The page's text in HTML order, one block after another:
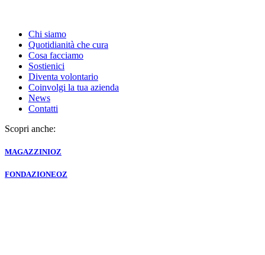
Chi siamo
Quotidianità che cura
Cosa facciamo
Sostienici
Diventa volontario
Coinvolgi la tua azienda
News
Contatti
Scopri anche:
MAGAZZINIOZ
FONDAZIONEOZ